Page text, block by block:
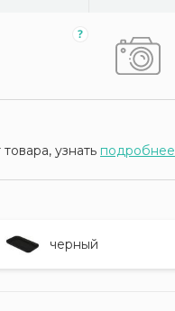
узнать подробнее
черный